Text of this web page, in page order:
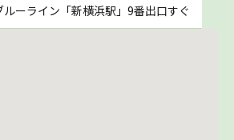
ルーライン「新横浜駅」9番出口すぐ